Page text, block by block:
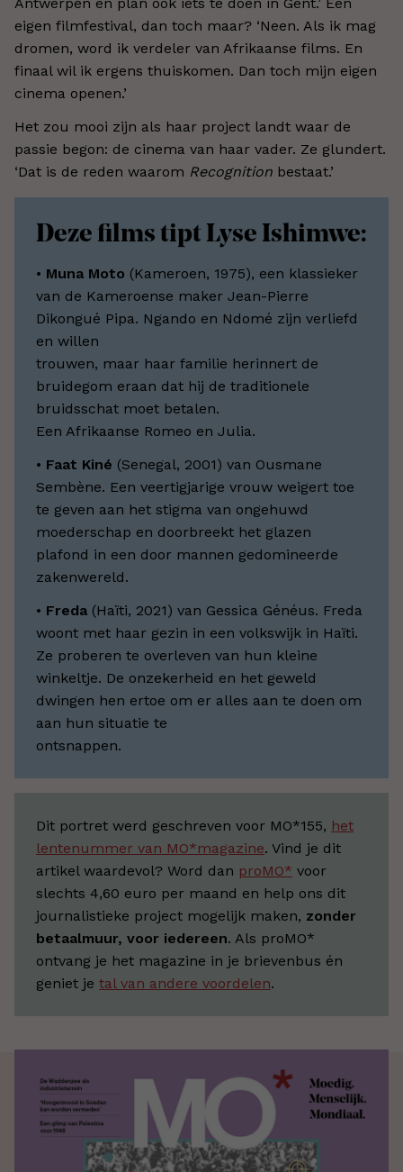
eigen filmfestival, dan toch maar? ‘Neen. Als ik mag
dromen, word ik verdeler van Afrikaanse films. En
finaal wil ik ergens thuiskomen. Dan toch mijn eigen
cinema openen.’
Het zou mooi zijn als haar project landt waar de
passie begon: de cinema van haar vader. Ze glundert.
‘Dat is de reden waarom Recognition bestaat.’
Deze films tipt Lyse Ishimwe:
• Muna Moto (Kameroen, 1975), een klassieker
van de Kameroense maker Jean-Pierre
Dikongué Pipa. Ngando en Ndomé zijn verliefd
en willen
trouwen, maar haar familie herinnert de
bruidegom eraan dat hij de traditionele
bruidsschat moet betalen.
Een Afrikaanse Romeo en Julia.
• Faat Kiné (Senegal, 2001) van Ousmane
Sembène. Een veertigjarige vrouw weigert toe
te geven aan het stigma van ongehuwd
moederschap en doorbreekt het glazen
plafond in een door mannen gedomineerde
zakenwereld.
• Freda (Haïti, 2021) van Gessica Généus. Freda
woont met haar gezin in een volkswijk in Haïti.
Ze proberen te overleven van hun kleine
winkeltje. De onzekerheid en het geweld
dwingen hen ertoe om er alles aan te doen om
aan hun situatie te
ontsnappen.
Dit portret werd geschreven voor MO*155, het
lentenummer van MO*magazine. Vind je dit
artikel waardevol? Word dan proMO* voor
slechts 4,60 euro per maand en help ons dit
journalistieke project mogelijk maken, zonder
betaalmuur, voor iedereen. Als proMO*
ontvang je het magazine in je brievenbus én
geniet je tal van andere voordelen.